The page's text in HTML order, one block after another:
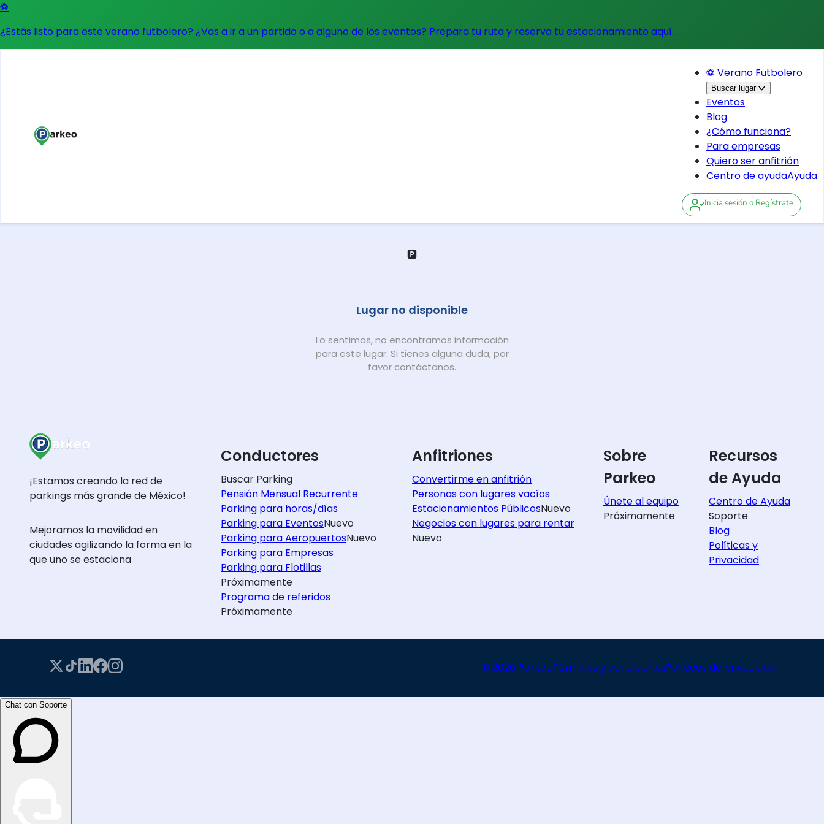
⚽
¿Estás listo para este verano futbolero? ¿Vas a ir a un partido o a alguno de los eventos? Prepara tu ruta y reserva tu estacionamiento aquí. .
⚽ Verano Futbolero
Buscar lugar
Eventos
Blog
¿Cómo funciona?
Para empresas
Quiero ser anfitrión
Centro de ayudaAyuda
Inicia sesión o Regístrate
🅿️
Lugar no disponible
Lo sentimos, no encontramos información
para este lugar. Si tienes alguna duda, por
favor contáctanos.
¡Estamos creando la red de
parkings más grande de México!
Mejoramos la movilidad en
ciudades agilizando la forma en la
que uno se estaciona
Conductores
Buscar Parking
Pensión Mensual Recurrente
Parking para horas/días
Parking para EventosNuevo
Parking para AeropuertosNuevo
Parking para Empresas
Parking para Flotillas
Próximamente
Programa de referidos
Próximamente
Anfitriones
Convertirme en anfitrión
Personas con lugares vacíos
Estacionamientos PúblicosNuevo
Negocios con lugares para rentar
Nuevo
Recursos
de Ayuda
Centro de Ayuda
Soporte
Blog
Políticas y
Privacidad
Sobre
Parkeo
Únete al equipo
Próximamente
© 2026 ParkeoTérminos y condicionesPolíticas de privacidad
Chat con Soporte